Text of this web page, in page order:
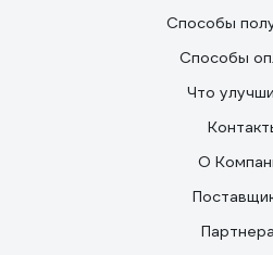
Способы
Способы
Что
О